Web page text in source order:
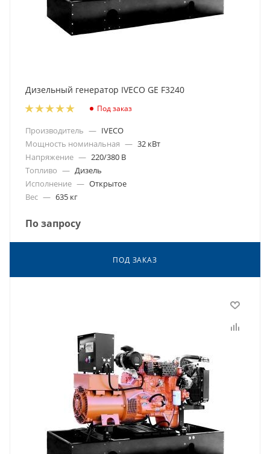
Дизельный генератор IVECO GE F3240
Под заказ
Производитель — IVECO
Мощность номинальная — 32 кВт
Напряжение — 220/380 В
Топливо — Дизель
Исполнение — Открытое
Вес — 635 кг
По запросу
ПОД ЗАКАЗ